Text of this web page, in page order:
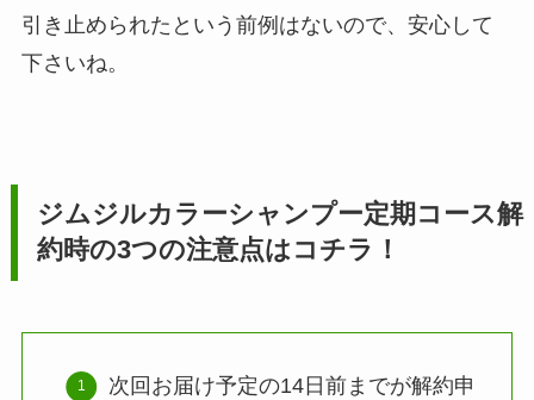
引き止められたという前例はないので、安心して
下さいね。
ジムジルカラーシャンプー定期コース解
約時の3つの注意点はコチラ！
次回お届け予定の14日前までが解約申